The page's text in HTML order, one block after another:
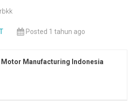
Posted 1 tahun ago
Motor Manufacturing Indonesia